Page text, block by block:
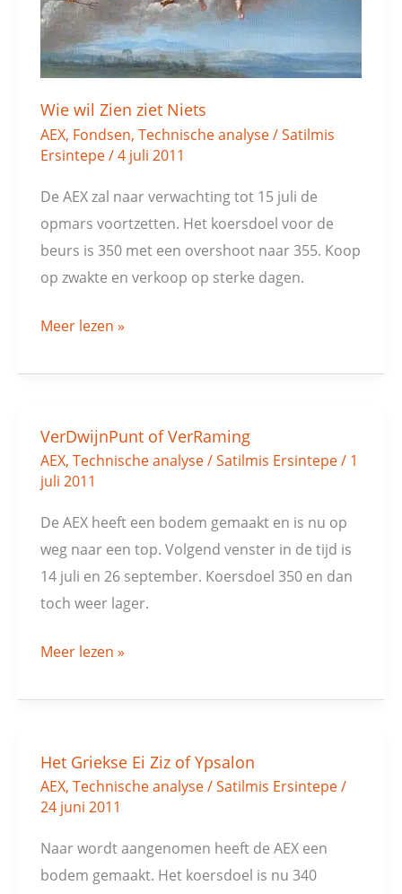
Wie wil Zien ziet Niets
AEX, Fondsen, Technische analyse/Satilmis
Ersintepe/4 juli 2011
De AEX zal naar verwachting tot 15 juli de
opmars voortzetten. Het koersdoel voor de
beurs is 350 met een overshoot naar 355. Koop
op zwakte en verkoop op sterke dagen.
Meer lezen »
VerDwijnPunt of VerRaming
AEX, Technische analyse/Satilmis Ersintepe/ 1
juli 2011
De AEX heeft een bodem gemaakt en is nu op
weg naar een top. Volgend venster in de tijd is
14 juli en 26 september. Koersdoel 350 en dan
toch weer lager.
VerDwijnPunt
of
VerRaming
Meer lezen »
Het Griekse Ei Ziz of Ypsalon
AEX, Technische analyse/Satilmis Ersintepe/
24 juni 2011
Naar wordt aangenomen heeft de AEX een
bodem gemaakt. Het koersdoel is nu 340
Het
Griekse
Ei
Ziz
of